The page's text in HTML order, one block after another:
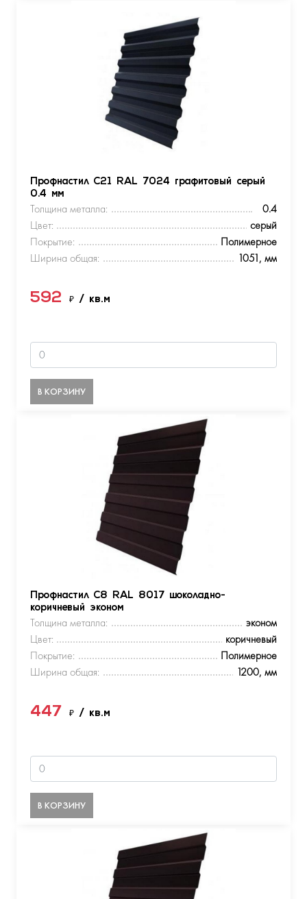
Профнастил С21 RAL 7024 графитовый серый
0.4 мм
Толщина металла:
0.4
Цвет:
серый
Покрытие:
Полимерное
Ширина общая:
1051, мм
592 ₽ / кв.м
В КОРЗИНУ
Профнастил С8 RAL 8017 шоколадно-
коричневый эконом
Толщина металла:
эконом
Цвет:
коричневый
Покрытие:
Полимерное
Ширина общая:
1200, мм
447 ₽ / кв.м
В КОРЗИНУ